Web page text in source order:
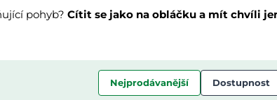
pohyb? Cítit se jako na obláčku a mít chvíli
Nejprodávanější Dostupnost